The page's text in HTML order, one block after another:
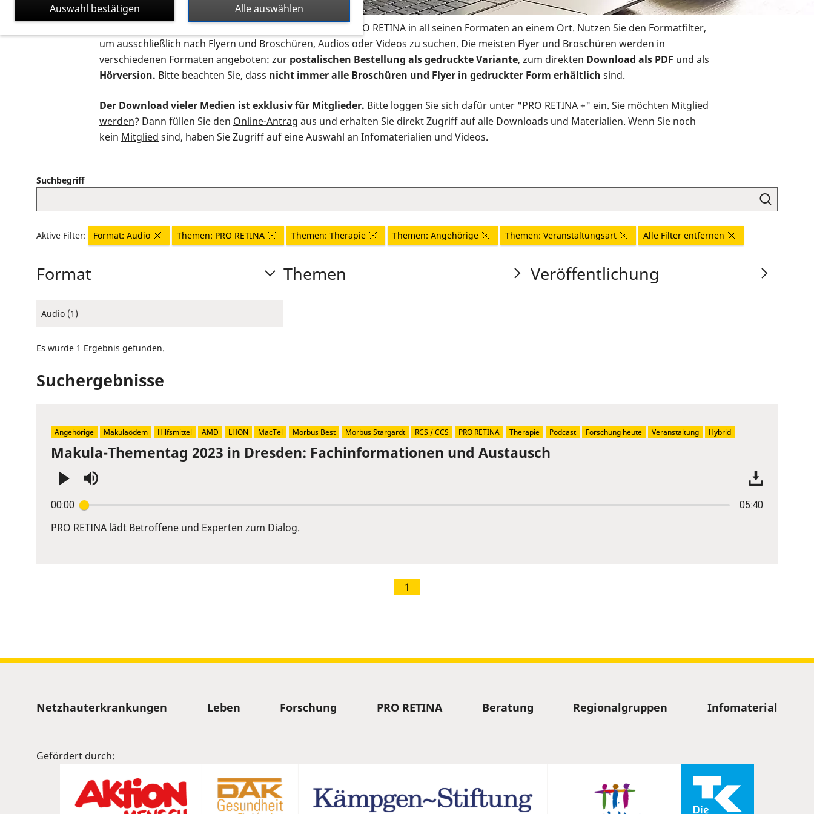
Auf dieser Seite finden Sie sämtliches Infomaterial der PRO RETINA in all seinen Formaten an einem Ort. Nutzen Sie den Formatfilter,
um ausschließlich nach Flyern und Broschüren, Audios oder Videos zu suchen. Die meisten Flyer und Broschüren werden in
verschiedenen Formaten angeboten: zur postalischen Bestellung als gedruckte Variante, zum direkten Download als PDF und als
Hörversion. Bitte beachten Sie, dass nicht immer alle Broschüren und Flyer in gedruckter Form erhältlich sind.
Der Download vieler Medien ist exklusiv für Mitglieder. Bitte loggen Sie sich dafür unter "PRO RETINA +" ein. Sie möchten Mitglied
werden? Dann füllen Sie den Online-Antrag aus und erhalten Sie direkt Zugriff auf alle Downloads und Materialien. Wenn Sie noch
kein Mitglied sind, haben Sie Zugriff auf eine Auswahl an Infomaterialien und Videos.
Suchbegriff
Aktive Filter: Format: Audio Themen: PRO RETINA Themen: Therapie Themen: Angehörige Themen: Veranstaltungsart Alle Filter entfernen
Format
Audio (1)
Themen Veröffentlichung
Es wurde 1 Ergebnis gefunden.
Suchergebnisse
Makula-Thementag 2023 in Dresden: Fachinformationen und Austausch
00:00 05:40
Enter
or
PRO RETINA lädt Betroffene und Experten zum Dialog.
Angehörige Makulaödem Hilfsmittel AMD LHON MacTel Morbus Best Morbus Stargardt RCS / CCS PRO RETINA Therapie Podcast Forschung heute Veranstaltung Hybrid
1
Sitemap
Netzhauterkrankungen Leben Forschung PRO RETINA Beratung Regionalgruppen Infomaterial
Gefördert durch:
Alle auswählen
Auswahl bestätigen